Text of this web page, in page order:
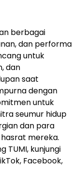
berbagai
dan performa
untuk
dan
saat
dengan
untuk
seumur hidup
dan para
mereka.
TUMI, kunjungi
Facebook,